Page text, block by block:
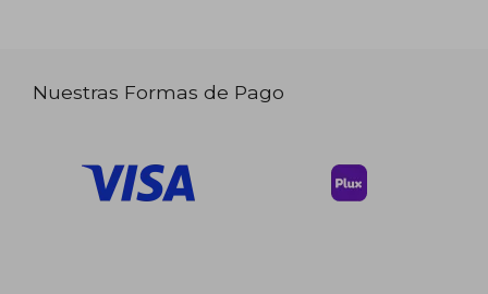
Nuestras Formas de Pago